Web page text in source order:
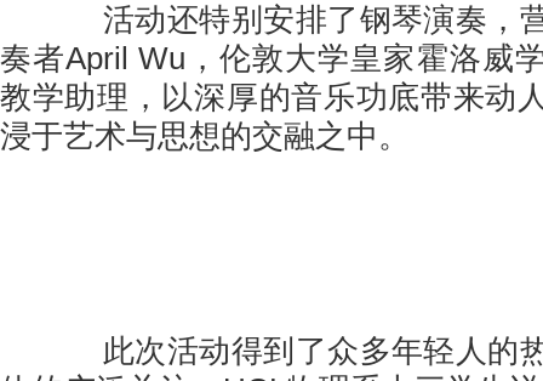
活动还特别安排了钢琴演奏，
奏者April Wu，伦敦大学皇家霍洛威
教学助理，以深厚的音乐功底带来动
浸于艺术与思想的交融之中。
此次活动得到了众多年轻人的